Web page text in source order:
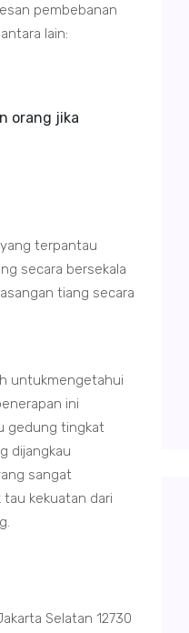
pembebanan
lain:
orang jika
terpantau
secara bersekala
tiang secara
untukmengetahui
ini
gedung tingkat
dijangkau
sangat
kekuatan dari
Selatan 12730